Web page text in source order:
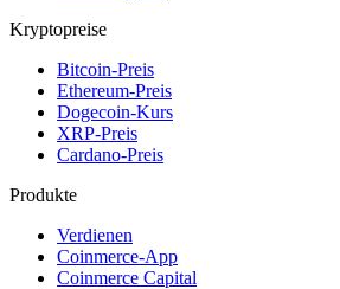
Kryptopreise
Bitcoin-Preis
Ethereum-Preis
Dogecoin-Kurs
XRP-Preis
Cardano-Preis
Produkte
Verdienen
Coinmerce-App
Coinmerce Capital